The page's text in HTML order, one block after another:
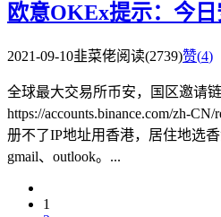
欧意OKEx提示：今
2021-09-10韭菜佬阅读(2739)赞(4)
全球最大交易所币安，国区邀请链
https://accounts.binance.com/zh-
册不了IP地址用香港，居住地选
gmail、outlook。...
1